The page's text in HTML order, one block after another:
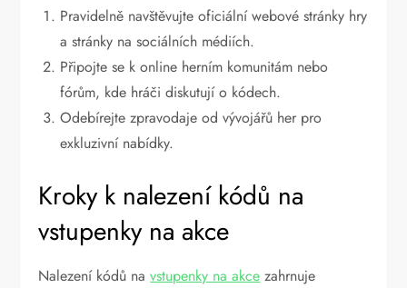
Pravidelně navštěvujte oficiální webové stránky hry
a stránky na sociálních médiích.
Připojte se k online herním komunitám nebo
fórům, kde hráči diskutují o kódech.
Odebírejte zpravodaje od vývojářů her pro
exkluzivní nabídky.
Kroky k nalezení kódů na
vstupenky na akce
Nalezení kódů navstupenky na akce zahrnuje